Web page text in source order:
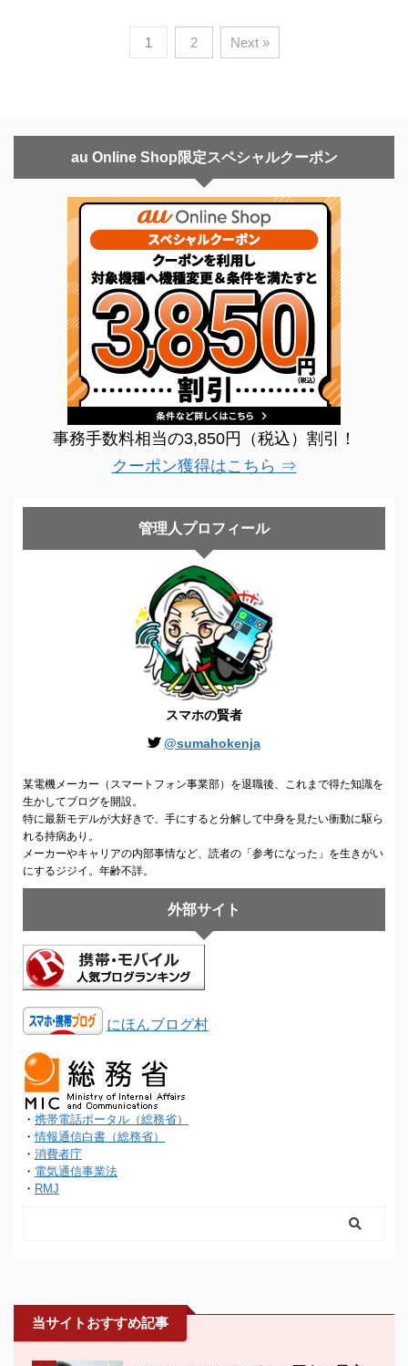
1 2 Next »
au Online Shop限定スペシャルクーポン
事務手数料相当の3,850円（税込）割引！
クーポン獲得はこちら ⇒
管理人プロフィール
スマホの賢者
@sumahokenja
某電機メーカー（スマートフォン事業部）を退職後、これまで得た知識を
生かしてブログを開設。
特に最新モデルが大好きで、手にすると分解して中身を見たい衝動に駆ら
れる持病あり。
メーカーやキャリアの内部事情など、読者の「参考になった」を生きがい
にするジジイ。年齢不詳。
外部サイト
にほんブログ村
・ 携帯電話ポータル（総務省）
・情報通信白書（総務省）
・ 消費者庁
・ 電気通信事業法
・ RMJ
当サイトおすすめ記事